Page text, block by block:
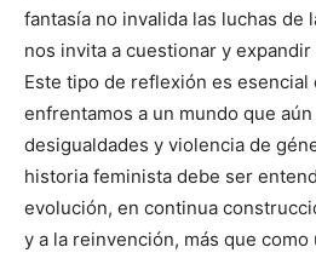
fantasía no invalida las luchas de
nos invita a cuestionar y
Este tipo de reflexión es esencial
enfrentamos a un mundo que
desigualdades y violencia de
historia feminista debe ser
evolución, en continua
y a la reinvención, más que